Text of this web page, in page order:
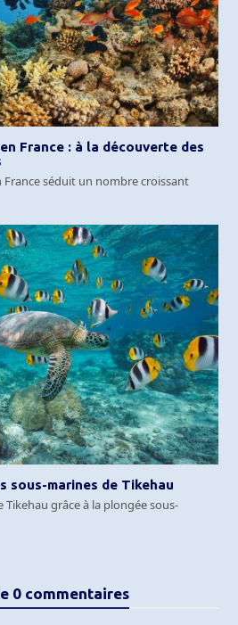
France : à la découverte des
France séduit un nombre croissant
sous-marines de Tikehau
Tikehau grâce à la plongée sous-
0 commentaires